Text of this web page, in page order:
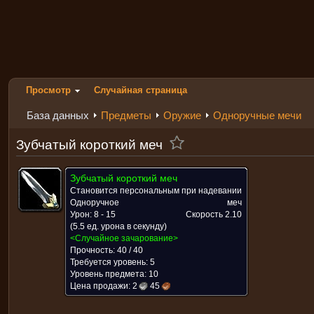
Просмотр Случайная страница
База данных Предметы Оружие Одноручные мечи
Зубчатый короткий меч
Зубчатый короткий меч
Становится персональным при надевании
Одноручное
меч
Урон: 8 - 15
Скорость 2.10
(5.5 ед. урона в секунду)
<Случайное зачарование>
Прочность: 40 / 40
Требуется уровень: 5
Уровень предмета: 10
Цена продажи: 2 45